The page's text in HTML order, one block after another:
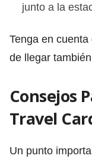
junto a la
Tenga en
de llegar
Consejos
Travel
Un punto